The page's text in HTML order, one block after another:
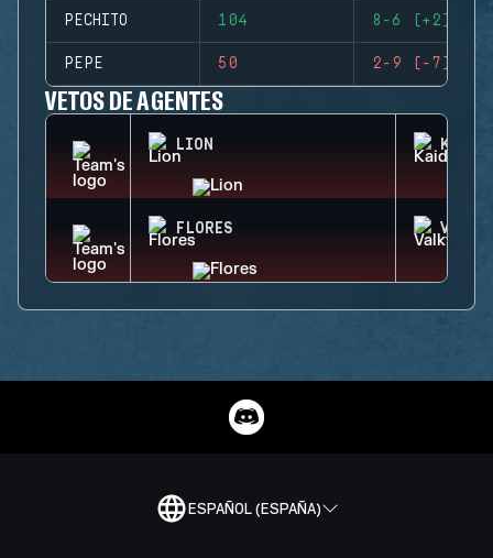
PECHITO 104 8-6 (+2)
PEPE 50 2-9 (-7)
VETOS DE AGENTES
LION KAID
FLORES
ESPAÑOL (ESPAÑA)